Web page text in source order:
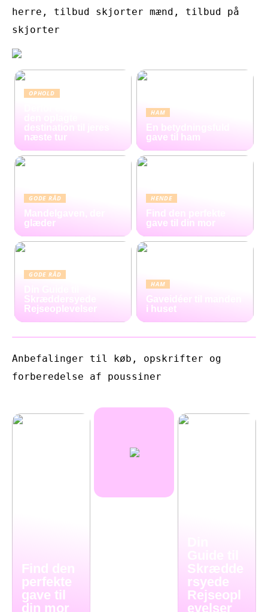
herre, tilbud skjorter mænd, tilbud på
skjorter
OPHOLD
destination til jeres
næste tur
HAM
En betydningsfuld
gave til ham
GODE RÅD
Mandelgaven, der
glæder
HENDE
Find den perfekte
gave til din mor
GODE RÅD
Skræddersyede
Rejseoplevelser
HAM
Gaveidéer til manden
i huset
Anbefalinger til køb, opskrifter og
forberedelse af poussiner
Find den
perfekte
gave til
din mor
Guide til
Skrædde
rsyede
Rejseopl
evelser